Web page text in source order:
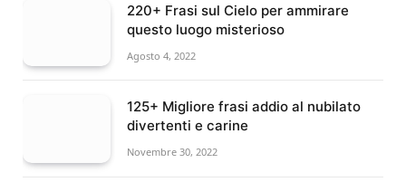
220+ Frasi sul Cielo per ammirare
questo luogo misterioso
Agosto 4, 2022
125+ Migliore frasi addio al nubilato
divertenti e carine
Novembre 30, 2022